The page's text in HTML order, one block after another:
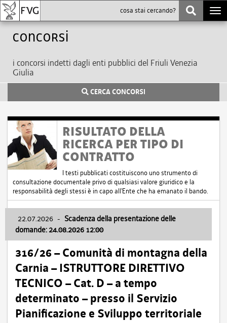
Concorsi
i concorsi indetti dagli enti pubblici del Friuli Venezia
Giulia
CERCA CONCORSI
RISULTATO DELLA
RICERCA PER TIPO DI
CONTRATTO
I testi pubblicati costituiscono uno strumento di
consultazione documentale privo di qualsiasi valore giuridico e la
responsabilità degli stessi è in capo all'Ente che ha emanato il bando.
22.07.2026 - Scadenza della presentazione delle
domande: 24.08.2026 12:00
316/26 – Comunità di montagna della
Carnia – ISTRUTTORE DIRETTIVO
TECNICO – Cat. D – a tempo
determinato – presso il Servizio
Pianificazione e Sviluppo territoriale